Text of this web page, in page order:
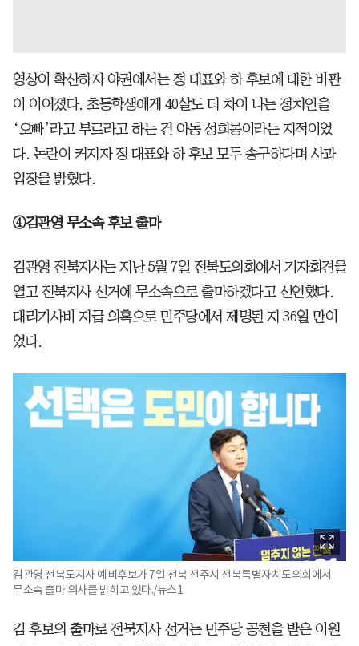
영상이 확산하자 야권에서는 정 대표와 하 후보에 대한 비판
이 이어졌다. 초등학생에게 40살도 더 차이 나는 정치인을
‘오빠’라고 부르라고 하는 건 아동 성희롱이라는 지적이었
다. 논란이 커지자 정 대표와 하 후보 모두 송구하다며 사과
입장을 밝혔다.
④김관영 무소속 후보 출마
김관영 전북지사는 지난 5월 7일 전북도의회에서 기자회견을
열고 전북지사 선거에 무소속으로 출마하겠다고 선언했다.
대리기사비 지급 의혹으로 민주당에서 제명된 지 36일 만이
었다.
김관영 전북도지사 예비후보가 7일 전북 전주시 전북특별자치도의회에서
무소속 출마 의사를 밝히고 있다./뉴스1
김 후보의 출마로 전북지사 선거는 민주당 공천을 받은 이원